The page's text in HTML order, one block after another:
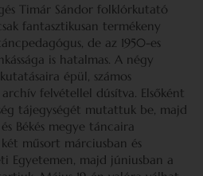
Timár Sándor folklórkutató
fantasztikusan termékeny
de az 1950-es
is hatalmas. A négy
épül, számos
felvétellel dúsítva. Elsőként
tájegységét mutattuk be, majd
Békés megye táncaira
műsort márciusban és
Egyetemen, majd júniusban a